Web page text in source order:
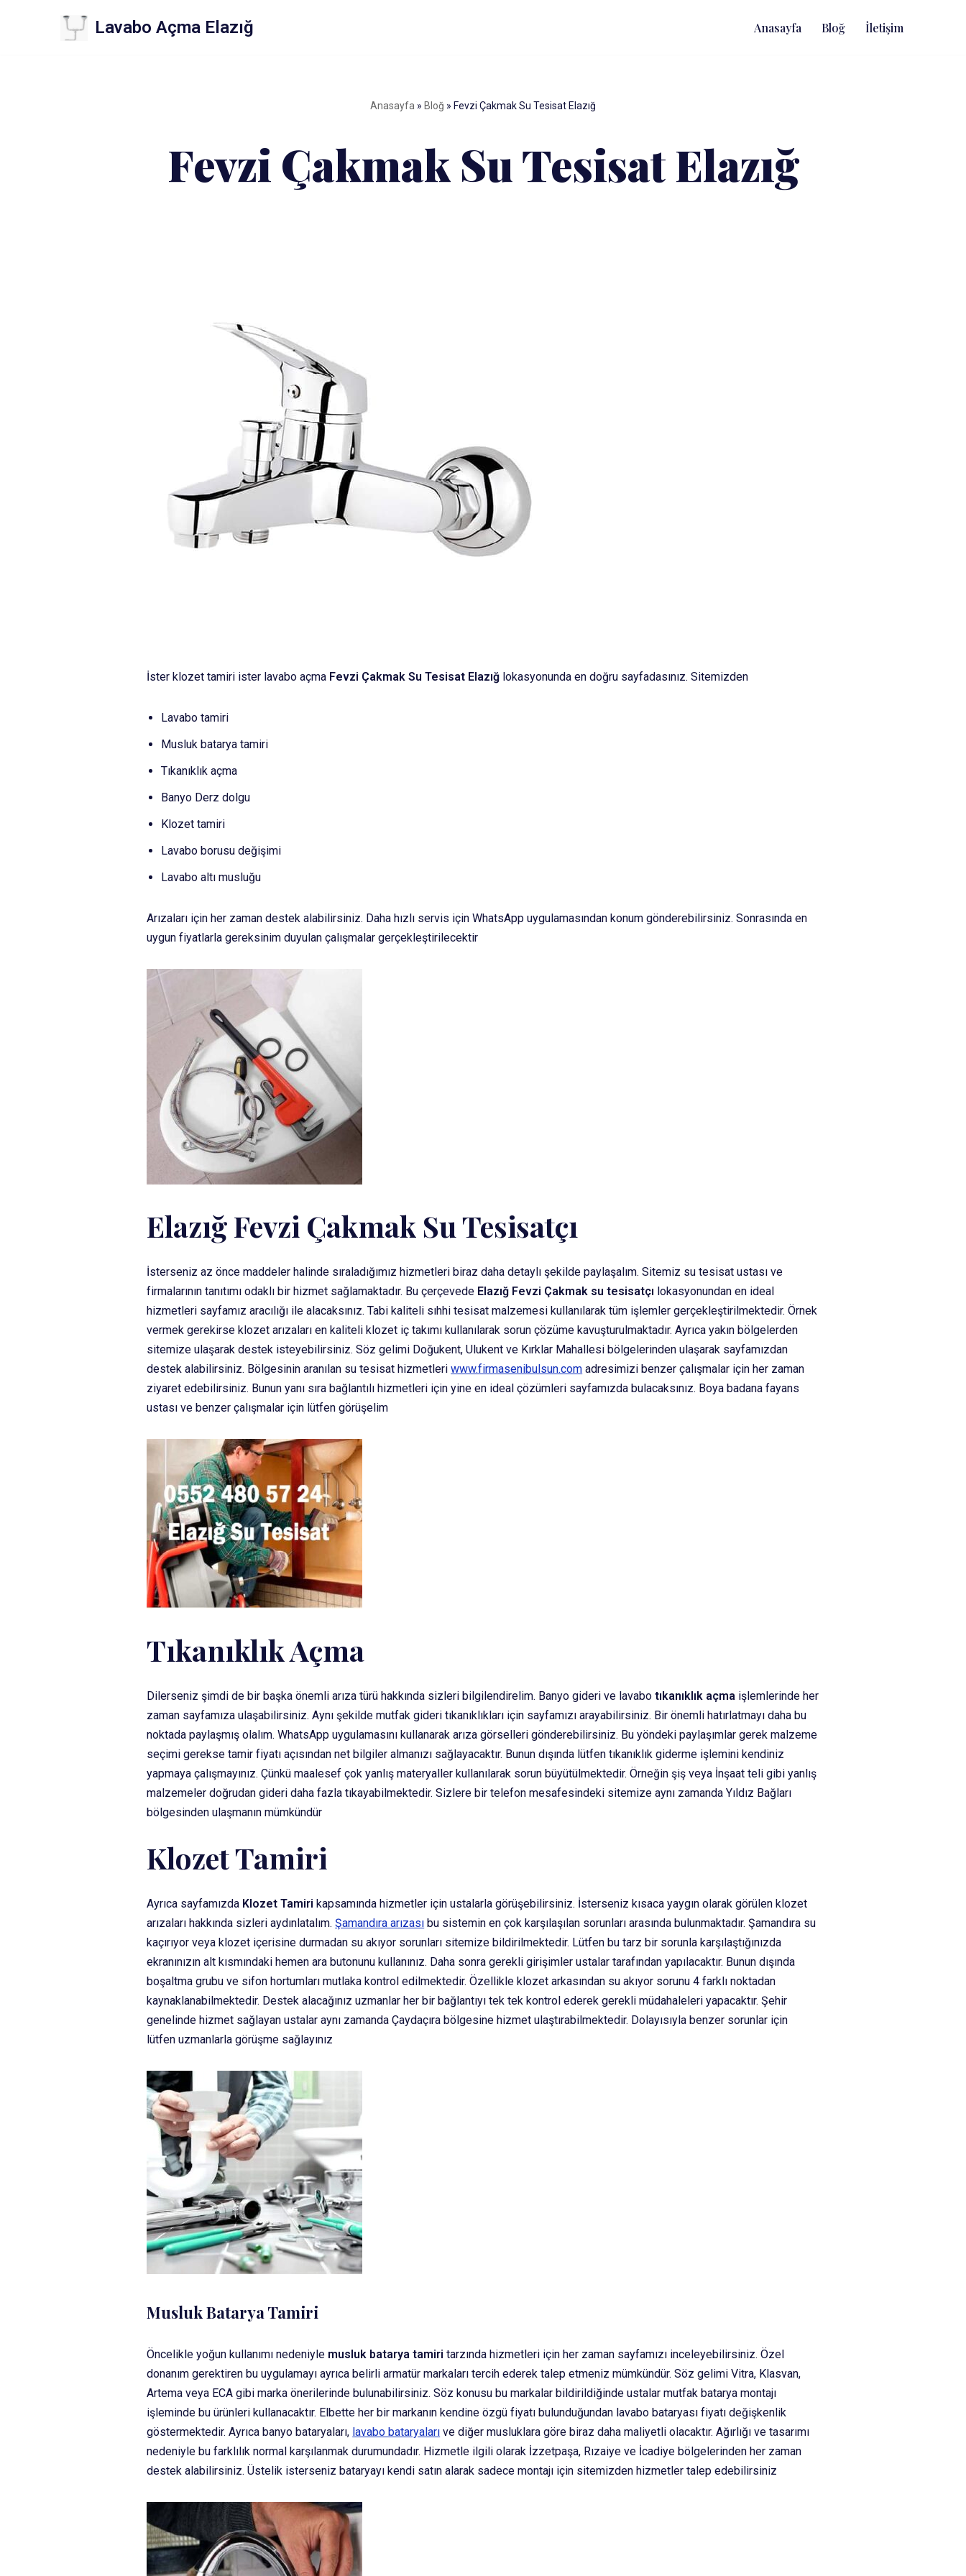
Lavabo Açma Elazığ Anasayfa Bloğ İletişim
Anasayfa » Bloğ » Fevzi Çakmak Su Tesisat Elazığ
Fevzi Çakmak Su Tesisat Elazığ
İster klozet tamiri ister lavabo açma Fevzi Çakmak Su Tesisat Elazığ lokasyonunda en doğru sayfadasınız. Sitemizden
Lavabo tamiri
Musluk batarya tamiri
Tıkanıklık açma
Banyo Derz dolgu
Klozet tamiri
Lavabo borusu değişimi
Lavabo altı musluğu
Arızaları için her zaman destek alabilirsiniz. Daha hızlı servis için WhatsApp uygulamasından konum gönderebilirsiniz. Sonrasında en
uygun fiyatlarla gereksinim duyulan çalışmalar gerçekleştirilecektir
Elazığ Fevzi Çakmak Su Tesisatçı
İsterseniz az önce maddeler halinde sıraladığımız hizmetleri biraz daha detaylı şekilde paylaşalım. Sitemiz su tesisat ustası ve
firmalarının tanıtımı odaklı bir hizmet sağlamaktadır. Bu çerçevede Elazığ Fevzi Çakmak su tesisatçı lokasyonundan en ideal
hizmetleri sayfamız aracılığı ile alacaksınız. Tabi kaliteli sıhhi tesisat malzemesi kullanılarak tüm işlemler gerçekleştirilmektedir. Örnek
vermek gerekirse klozet arızaları en kaliteli klozet iç takımı kullanılarak sorun çözüme kavuşturulmaktadır. Ayrıca yakın bölgelerden
sitemize ulaşarak destek isteyebilirsiniz. Söz gelimi Doğukent, Ulukent ve Kırklar Mahallesi bölgelerinden ulaşarak sayfamızdan
destek alabilirsiniz. Bölgesinin aranılan su tesisat hizmetleriwww.firmasenibulsun.com adresimizi benzer çalışmalar için her zaman
ziyaret edebilirsiniz. Bunun yanı sıra bağlantılı hizmetleri için yine en ideal çözümleri sayfamızda bulacaksınız. Boya badana fayans
ustası ve benzer çalışmalar için lütfen görüşelim
Tıkanıklık Açma
Dilerseniz şimdi de bir başka önemli arıza türü hakkında sizleri bilgilendirelim. Banyo gideri ve lavabotıkanıklık açma işlemlerinde her
zaman sayfamıza ulaşabilirsiniz. Aynı şekilde mutfak gideri tıkanıklıkları için sayfamızı arayabilirsiniz. Bir önemli hatırlatmayı daha bu
noktada paylaşmış olalım. WhatsApp uygulamasını kullanarak arıza görselleri gönderebilirsiniz. Bu yöndeki paylaşımlar gerek malzeme
seçimi gerekse tamir fiyatı açısından net bilgiler almanızı sağlayacaktır. Bunun dışında lütfen tıkanıklık giderme işlemini kendiniz
yapmaya çalışmayınız. Çünkü maalesef çok yanlış materyaller kullanılarak sorun büyütülmektedir. Örneğin şiş veya İnşaat teli gibi yanlış
malzemeler doğrudan gideri daha fazla tıkayabilmektedir. Sizlere bir telefon mesafesindeki sitemize aynı zamanda Yıldız Bağları
bölgesinden ulaşmanın mümkündür
Klozet Tamiri
Ayrıca sayfamızda Klozet Tamiri kapsamında hizmetler için ustalarla görüşebilirsiniz. İsterseniz kısaca yaygın olarak görülen klozet
arızaları hakkında sizleri aydınlatalım.Şamandıra arızası bu sistemin en çok karşılaşılan sorunları arasında bulunmaktadır. Şamandıra su
kaçırıyor veya klozet içerisine durmadan su akıyor sorunları sitemize bildirilmektedir. Lütfen bu tarz bir sorunla karşılaştığınızda
ekranınızın alt kısmındaki hemen ara butonunu kullanınız. Daha sonra gerekli girişimler ustalar tarafından yapılacaktır. Bunun dışında
boşaltma grubu ve sifon hortumları mutlaka kontrol edilmektedir. Özellikle klozet arkasından su akıyor sorunu 4 farklı noktadan
kaynaklanabilmektedir. Destek alacağınız uzmanlar her bir bağlantıyı tek tek kontrol ederek gerekli müdahaleleri yapacaktır. Şehir
genelinde hizmet sağlayan ustalar aynı zamanda Çaydaçıra bölgesine hizmet ulaştırabilmektedir. Dolayısıyla benzer sorunlar için
lütfen uzmanlarla görüşme sağlayınız
Musluk Batarya Tamiri
Öncelikle yoğun kullanımı nedeniyle musluk batarya tamiri tarzında hizmetleri için her zaman sayfamızı inceleyebilirsiniz. Özel
donanım gerektiren bu uygulamayı ayrıca belirli armatür markaları tercih ederek talep etmeniz mümkündür. Söz gelimi Vitra, Klasvan,
Artema veya ECA gibi marka önerilerinde bulunabilirsiniz. Söz konusu bu markalar bildirildiğinde ustalar mutfak batarya montajı
işleminde bu ürünleri kullanacaktır. Elbette her bir markanın kendine özgü fiyatı bulunduğundan lavabo bataryası fiyatı değişkenlik
göstermektedir. Ayrıca banyo bataryaları, lavabo bataryaları ve diğer musluklara göre biraz daha maliyetli olacaktır. Ağırlığı ve tasarımı
nedeniyle bu farklılık normal karşılanmak durumundadır. Hizmetle ilgili olarak İzzetpaşa, Rızaiye ve İcadiye bölgelerinden her zaman
destek alabilirsiniz. Üstelik isterseniz bataryayı kendi satın alarak sadece montajı için sitemizden hizmetler talep edebilirsiniz